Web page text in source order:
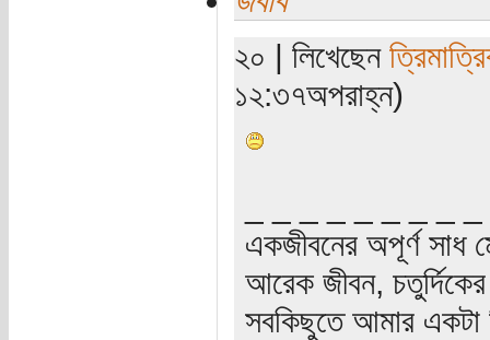
২০ | লিখেছেন
১২:৩৭অপরাহ্ন)
একজীবনের অপূর্ণ সাধ
আরেক জীবন, চতুর্দিকের
সবকিছুতে আমার একটা